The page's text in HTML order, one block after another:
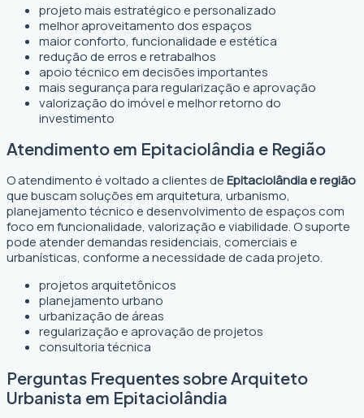
projeto mais estratégico e personalizado
melhor aproveitamento dos espaços
maior conforto, funcionalidade e estética
redução de erros e retrabalhos
apoio técnico em decisões importantes
mais segurança para regularização e aprovação
valorização do imóvel e melhor retorno do
investimento
Atendimento em Epitaciolândia e Região
O atendimento é voltado a clientes deEpitaciolândia e região
que buscam soluções em arquitetura, urbanismo,
planejamento técnico e desenvolvimento de espaços com
foco em funcionalidade, valorização e viabilidade. O suporte
pode atender demandas residenciais, comerciais e
urbanísticas, conforme a necessidade de cada projeto.
projetos arquitetônicos
planejamento urbano
urbanização de áreas
regularização e aprovação de projetos
consultoria técnica
Perguntas Frequentes sobre Arquiteto
Urbanista em Epitaciolândia